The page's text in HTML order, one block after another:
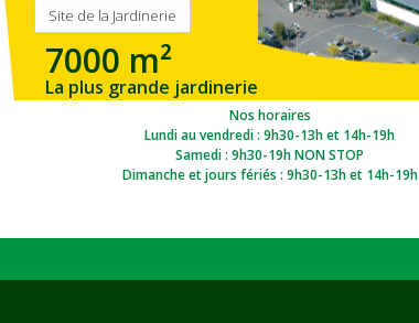
Site de la Jardinerie
7000 m²
La plus grande jardinerie
de la région Ouest
Nos horaires
Lundi au vendredi : 9h30-13h et 14h-19h
Samedi : 9h30-19h NON STOP
Dimanche et jours fériés : 9h30-13h et 14h-19h